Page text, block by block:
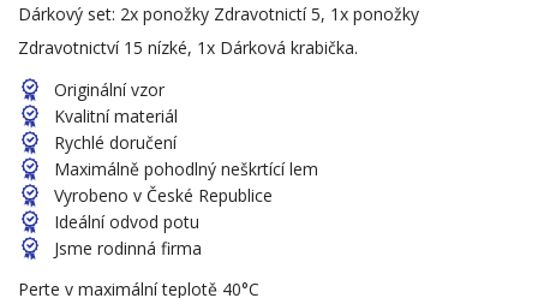
Dárkový set: 2x ponožky Zdravotnictí 5, 1x ponožky
Zdravotnictví 15 nízké, 1x Dárková krabička.
Originální vzor
Kvalitní materiál
Rychlé doručení
Maximálně pohodlný neškrtící lem
Vyrobeno v České Republice
Ideální odvod potu
Jsme rodinná firma
Perte v maximální teplotě 40°C